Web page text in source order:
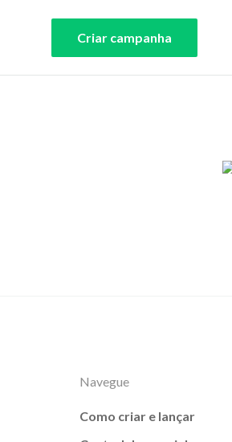
Criar campanha
Navegue
Como criar e lançar